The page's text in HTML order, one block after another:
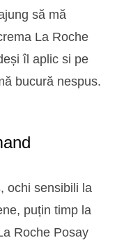
să mă
La Roche
îl aplic si pe
bucură nespus.
ochi sensibili la
puțin timp la
Roche Posay